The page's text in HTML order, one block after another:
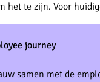
het te zijn. Voor
journey
samen met de